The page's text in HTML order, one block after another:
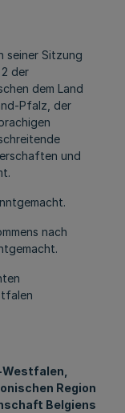
seiner Sitzung
der
dem Land
Pfalz, der
und
nach
Region
Belgiens